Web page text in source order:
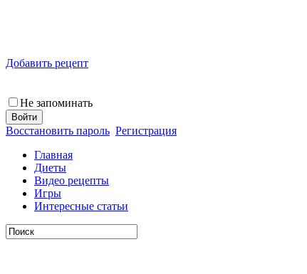
Добавить рецепт
Не запоминать
Восстановить пароль Регистрация
Главная
Диеты
Видео рецепты
Игры
Интересные статьи